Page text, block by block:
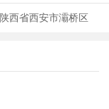
陕西省西安市灞桥区